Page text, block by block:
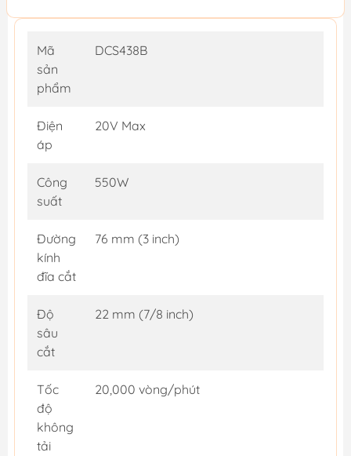
Mã
sản
phẩm
DCS438B
Điện
áp
20V Max
Công
suất
550W
Đường
kính
đĩa cắt
76 mm (3 inch)
Độ
sâu
cắt
22 mm (7/8 inch)
Tốc
độ
không
tải
20,000 vòng/phút